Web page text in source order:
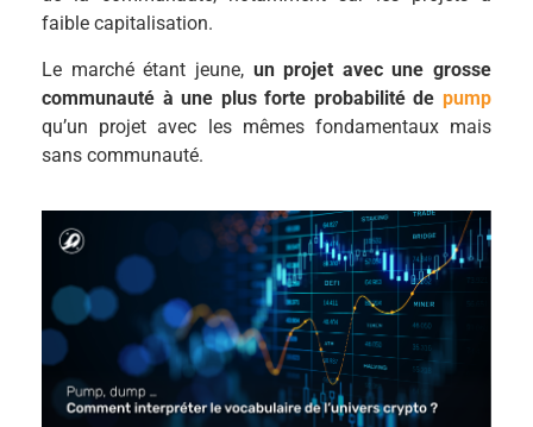
faible capitalisation.
Le marché étant jeune, un projet avec une grosse
communauté à une plus forte probabilité de pump
qu’un projet avec les mêmes fondamentaux mais
sans communauté.